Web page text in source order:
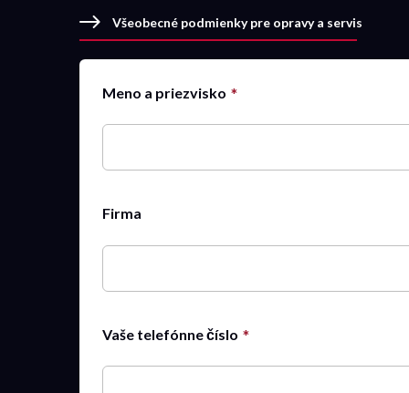
Všeobecné podmienky pre opravy a servis
Meno a priezvisko
Firma
Vaše telefónne číslo